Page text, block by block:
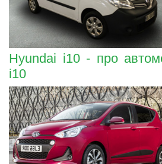
Hyundai i10 - про
i10